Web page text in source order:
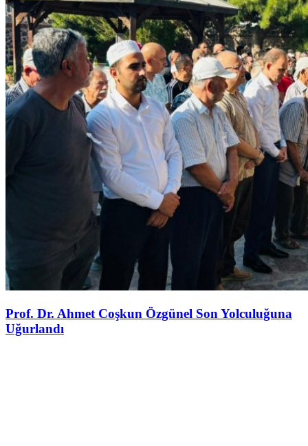
Prof. Dr. Ahmet Coşkun Özgünel Son Yolculuğuna
Uğurlandı